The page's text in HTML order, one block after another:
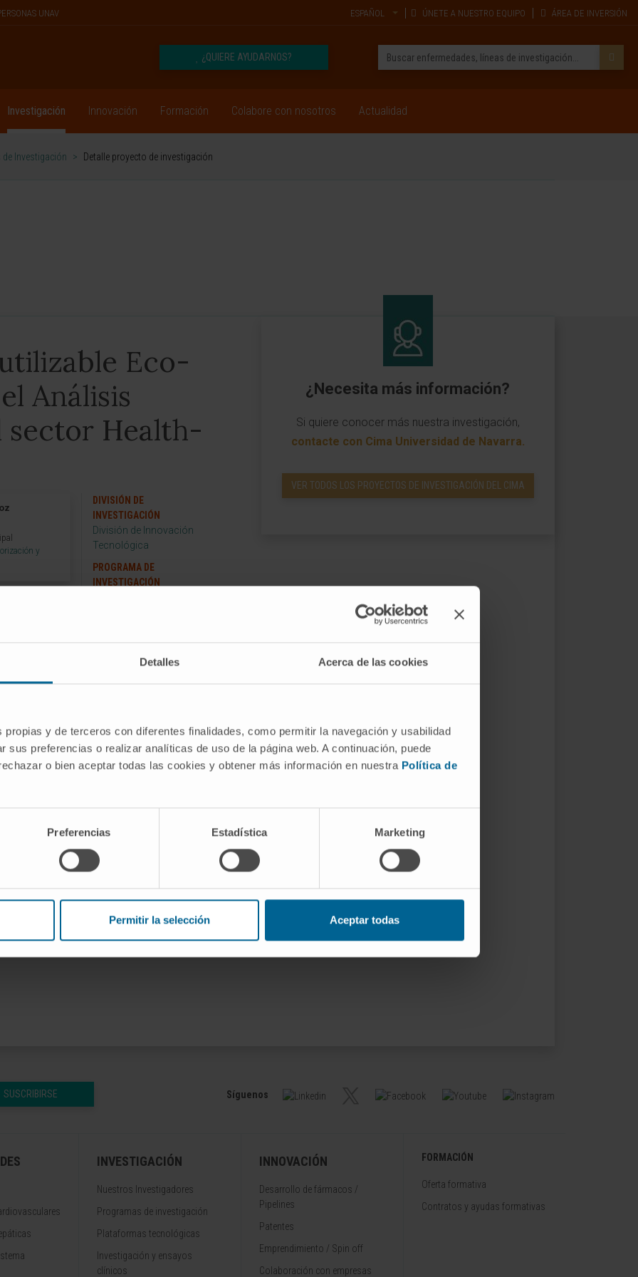
Detalles Acerca de las cookies
propias y de terceros con diferentes finalidades, como permitir la navegación y usabilidad
sus preferencias o realizar analíticas de uso de la página web. A continuación, puede
o bien aceptar todas las cookies y obtener más información en nuestra Política de
Preferencias Estadística Marketing
Permitir la selección Aceptar todas
UNAV ESPAÑOL ÚNETE A NUESTRO EQUIPO ÁREA DE INVERSIÓN
¿QUIERE AYUDARNOS?
Investigación Innovación Formación Colabore con nosotros Actualidad
de Investigación > Detalle proyecto de investigación
Eco-
Análisis
sector Health-
y
DIVISIÓN DE
INVESTIGACIÓN
División de Innovación
Tecnológica
PROGRAMA DE
INVESTIGACIÓN
Reutilizable Eco-diseñado
Health-care" y perteneciente al grupo
Fisiológico del Cima Universidad
¿Necesita más información?
Si quiere conocer más nuestra investigación,
contacte con Cima Universidad de Navarra.
VER TODOS LOS PROYECTOS DE INVESTIGACIÓN DEL CIMA
SUSCRIBIRSE Síguenos
INVESTIGACIÓN
Nuestros Investigadores
Programas de investigación
Plataformas tecnológicas
Investigación y ensayos
clínicos
INNOVACIÓN
Desarrollo de fármacos /
Pipelines
Patentes
Emprendimiento / Spin off
Colaboración con empresas
FORMACIÓN
Oferta formativa
Contratos y ayudas formativas